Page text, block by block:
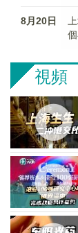
8月20日
視頻